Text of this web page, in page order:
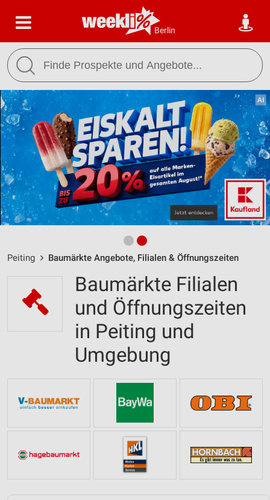
Berlin
Peiting Baumärkte Angebote, Filialen & Öffnungszeiten
Baumärkte Filialen
und Öffnungszeiten
in Peiting und
Umgebung